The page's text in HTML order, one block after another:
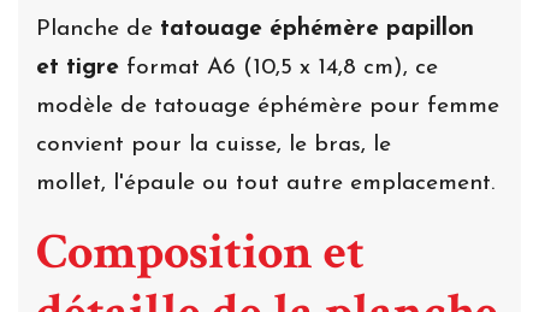
Planche de tatouage éphémère papillon
et tigre format A6 (10,5 x 14,8 cm), ce
modèle de tatouage éphémère pour femme
convient pour la cuisse, le bras, le
mollet, l'épaule ou tout autre emplacement.
Composition et